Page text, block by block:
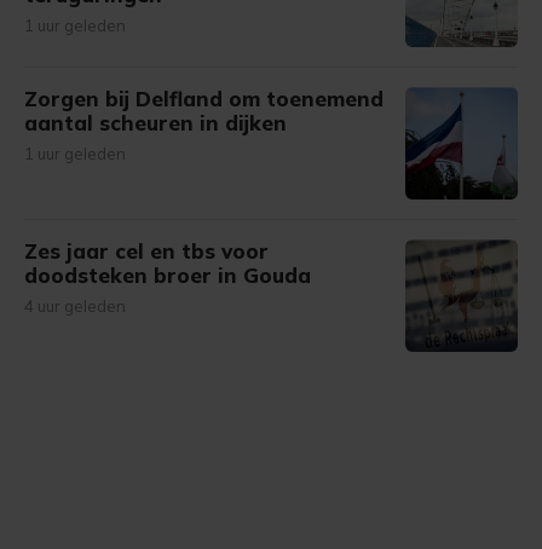
1 uur geleden
Zorgen bij Delfland om toenemend
aantal scheuren in dijken
1 uur geleden
Zes jaar cel en tbs voor
doodsteken broer in Gouda
4 uur geleden